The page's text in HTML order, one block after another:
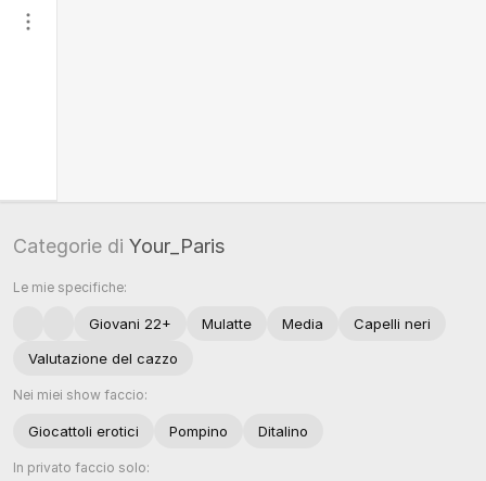
Categorie di Your_Paris
Le mie specifiche:
Giovani 22+ Mulatte Media
Capelli neri
Valutazione del cazzo
Nei miei show faccio:
Giocattoli erotici Pompino Ditalino
In privato faccio solo: